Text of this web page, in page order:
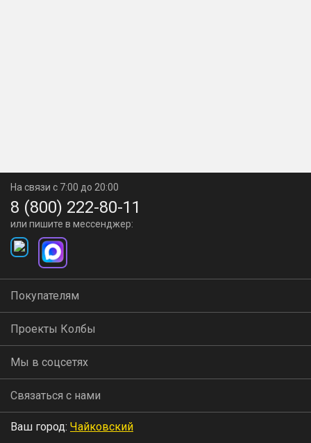
На связи с 7:00 до 20:00
8 (800) 222-80-11
или пишите в мессенджер:
Покупателям
Проекты Колбы
Мы в соцсетях
Связаться с нами
Ваш город: Чайковский